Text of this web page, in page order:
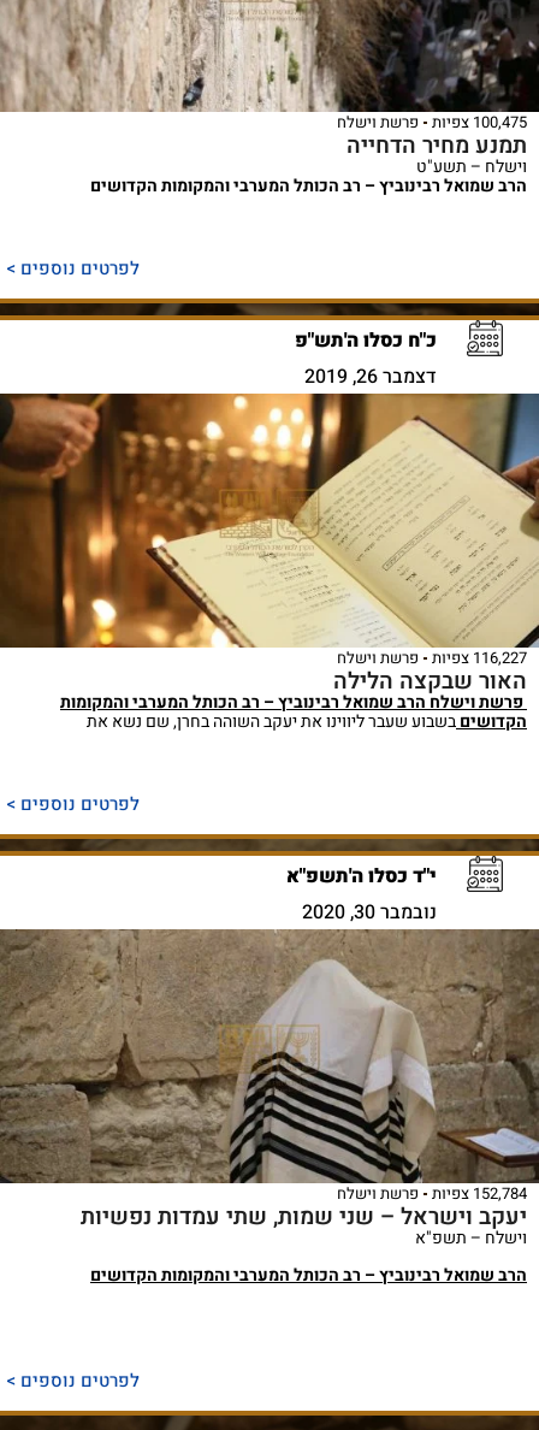
100,475 צפיות פרשת וישלח
תמנע מחיר הדחייה
וישלח – תשע"ט
הרב שמואל רבינוביץ – רב הכותל המערבי והמקומות הקדושים
לפרטים נוספים >
כ"ח כסלו ה'תש"פ
דצמבר 26, 2019
116,227 צפיות פרשת וישלח
האור שבקצה הלילה
פרשת וישלחהרב שמואל רבינוביץ – רב הכותל המערבי והמקומות
הקדושיםבשבוע שעבר ליווינו את יעקב השוהה בחרן, שם נשא את
לפרטים נוספים >
י"ד כסלו ה'תשפ"א
נובמבר 30, 2020
152,784 צפיות פרשת וישלח
יעקב וישראל – שני שמות, שתי עמדות נפשיות
וישלח – תשפ"א
הרב שמואל רבינוביץ – רב הכותל המערבי והמקומות הקדושים
לפרטים נוספים >